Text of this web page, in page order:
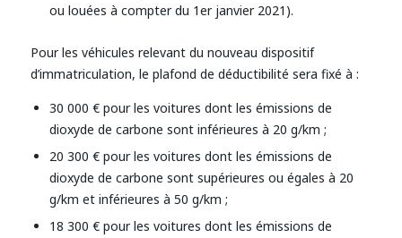
ou louées à compter du 1er janvier 2021).
Pour les véhicules relevant du nouveau dispositif
d’immatriculation, le plafond de déductibilité sera fixé à :
30 000 € pour les voitures dont les émissions de
dioxyde de carbone sont inférieures à 20 g/km ;
20 300 € pour les voitures dont les émissions de
dioxyde de carbone sont supérieures ou égales à 20
g/km et inférieures à 50 g/km ;
18 300 € pour les voitures dont les émissions de